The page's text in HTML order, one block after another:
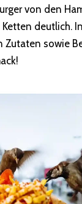
von den
deutlich.
Zutaten sowie